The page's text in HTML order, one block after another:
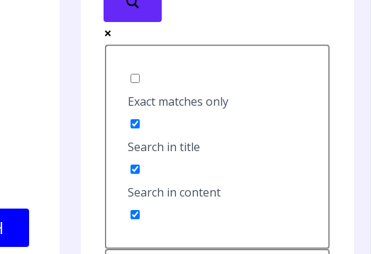
Exact matches only
Search in title
Search in content